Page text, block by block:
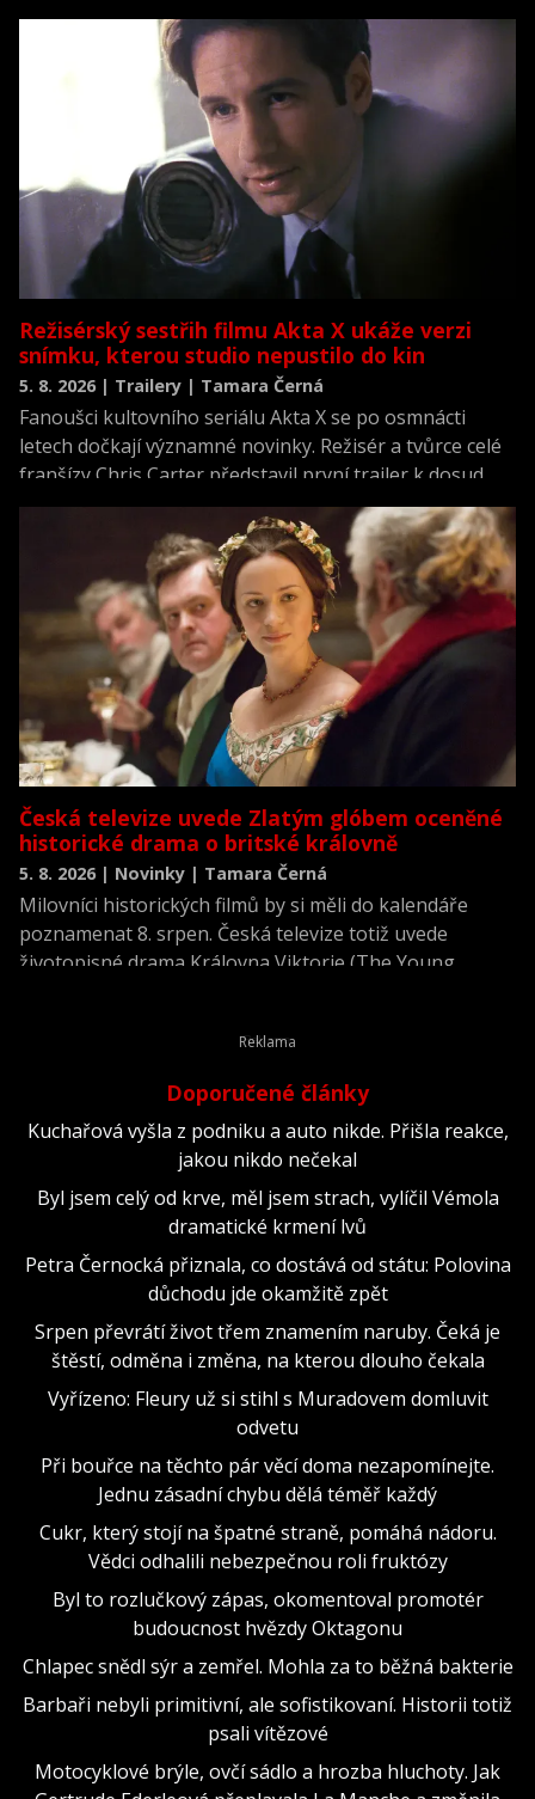
novodobých dějin.
Režisérský sestřih filmu Akta X ukáže verzi
snímku, kterou studio nepustilo do kin
5. 8. 2026 | Trailery | Tamara Černá
Fanoušci kultovního seriálu Akta X se po osmnácti
letech dočkají významné novinky. Režisér a tvůrce celé
franšízy Chris Carter představil první trailer k dosud
neviděné režisérské verzi filmu Akta X: Chci uvěřit.
Česká televize uvede Zlatým glóbem oceněné
historické drama o britské královně
5. 8. 2026 | Novinky | Tamara Černá
Milovníci historických filmů by si měli do kalendáře
poznamenat 8. srpen. Česká televize totiž uvede
životopisné drama Královna Viktorie (The Young
Doporučené články
Kuchařová vyšla z podniku a auto nikde. Přišla reakce,
jakou nikdo nečekal
Byl jsem celý od krve, měl jsem strach, vylíčil Vémola
dramatické krmení lvů
Petra Černocká přiznala, co dostává od státu: Polovina
důchodu jde okamžitě zpět
Srpen převrátí život třem znamením naruby. Čeká je
štěstí, odměna i změna, na kterou dlouho čekala
Vyřízeno: Fleury už si stihl s Muradovem domluvit
odvetu
Při bouřce na těchto pár věcí doma nezapomínejte.
Jednu zásadní chybu dělá téměř každý
Cukr, který stojí na špatné straně, pomáhá nádoru.
Vědci odhalili nebezpečnou roli fruktózy
Byl to rozlučkový zápas, okomentoval promotér
budoucnost hvězdy Oktagonu
Chlapec snědl sýr a zemřel. Mohla za to běžná bakterie
Barbaři nebyli primitivní, ale sofistikovaní. Historii totiž
psali vítězové
Motocyklové brýle, ovčí sádlo a hrozba hluchoty. Jak